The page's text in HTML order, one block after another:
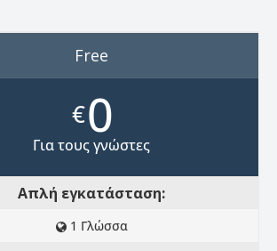
Free
€0
Για τους γνώστες
Απλή εγκατάσταση:
1 Γλώσσα